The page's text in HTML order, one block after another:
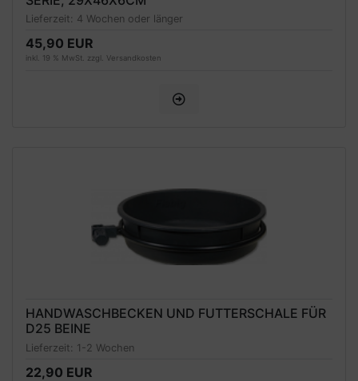
Lieferzeit: 4 Wochen oder länger
45,90 EUR
inkl. 19 % MwSt. zzgl. Versandkosten
HANDWASCHBECKEN UND FUTTERSCHALE FÜR
D25 BEINE
Lieferzeit: 1-2 Wochen
22,90 EUR